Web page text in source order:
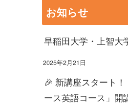
お知らせ
早稲田大学・上智大
2025年2月21日
🎉 新講座スタート
ース英語コース」開